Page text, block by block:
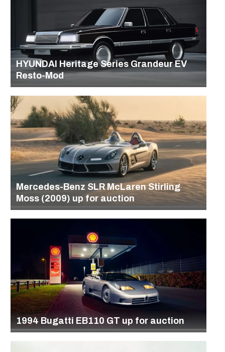
HYUNDAI Heritage Series Grandeur EV
Resto-Mod
Mercedes-Benz SLR McLaren Stirling
Moss (2009) up for auction
1994 Bugatti EB110 GT up for auction